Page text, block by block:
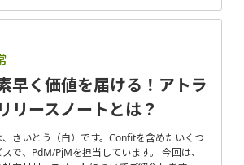
早く価値を届ける！アトラ
リースノートとは？
さいとう（白）です。Confitを含めたいくつ
で、PdM/PjMを担当しています。 今回は、